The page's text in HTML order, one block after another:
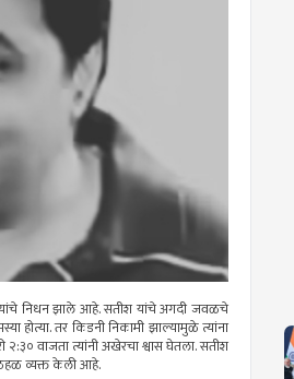
यांचे निधन झाले आहे. सतीश यांचे अगदी जवळचे
होत्या. तर किडनी निकामी झाल्यामुळे त्यांना
वाजता त्यांनी अखेरचा श्वास घेतला. सतीश
व्यक्त केली आहे.